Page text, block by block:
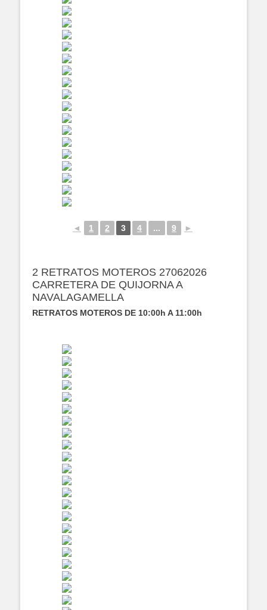
◄ 1 2 3 4 ... 9 ►
2 RETRATOS MOTEROS 27062026
CARRETERA DE QUIJORNA A
NAVALAGAMELLA
RETRATOS MOTEROS DE 10:00h A 11:00h